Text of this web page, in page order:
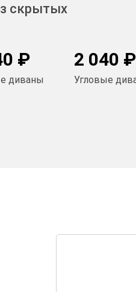
скрытых
₽
диваны
2 040 ₽
Угловые